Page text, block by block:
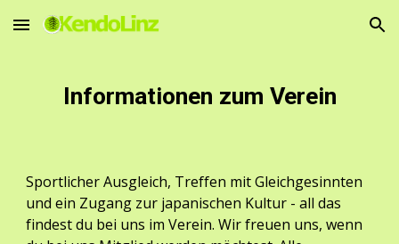
Skip to main content Skip to navigation
Informationen zum Verein
Sportlicher Ausgleich, Treffen mit Gleichgesinnten
und ein Zugang zur japanischen Kultur - all das
findest du bei uns im Verein. Wir freuen uns, wenn